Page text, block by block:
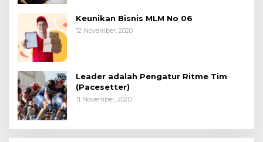
Keunikan Bisnis MLM No 06
12 November, 2020
Leader adalah Pengatur Ritme Tim
(Pacesetter)
11 November, 2020